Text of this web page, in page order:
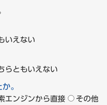
いえない
らともいえない
。
エンジンから直接 その他